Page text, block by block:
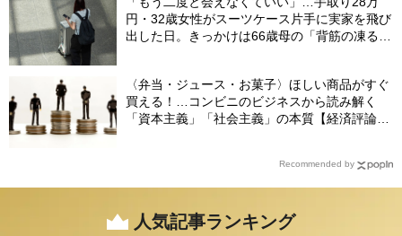
円・32歳女性がスーツケース片手に実家を飛び
出した日。きっかけは66歳母の「背筋の凍る一
〈弁当・ジュース・お菓子〉ほしい商品がすぐ
買える！…コンビニのビジネスから読み解く
「資本主義」「社会主義」の本質【経済評論家
Recommended by
人気記事ランキング